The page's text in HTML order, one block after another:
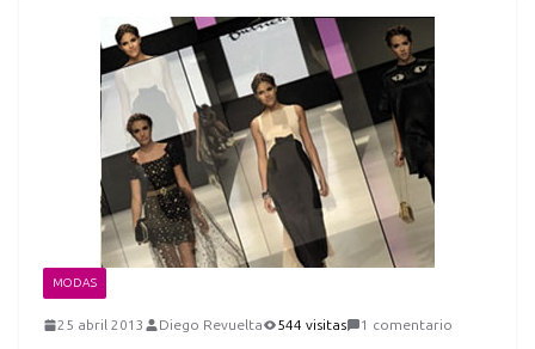
MODAS
25 abril 2013 Diego Revuelta 544 visitas 1 comentario